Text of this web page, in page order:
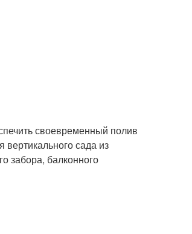
своевременный полив
сада из
забора, балконного